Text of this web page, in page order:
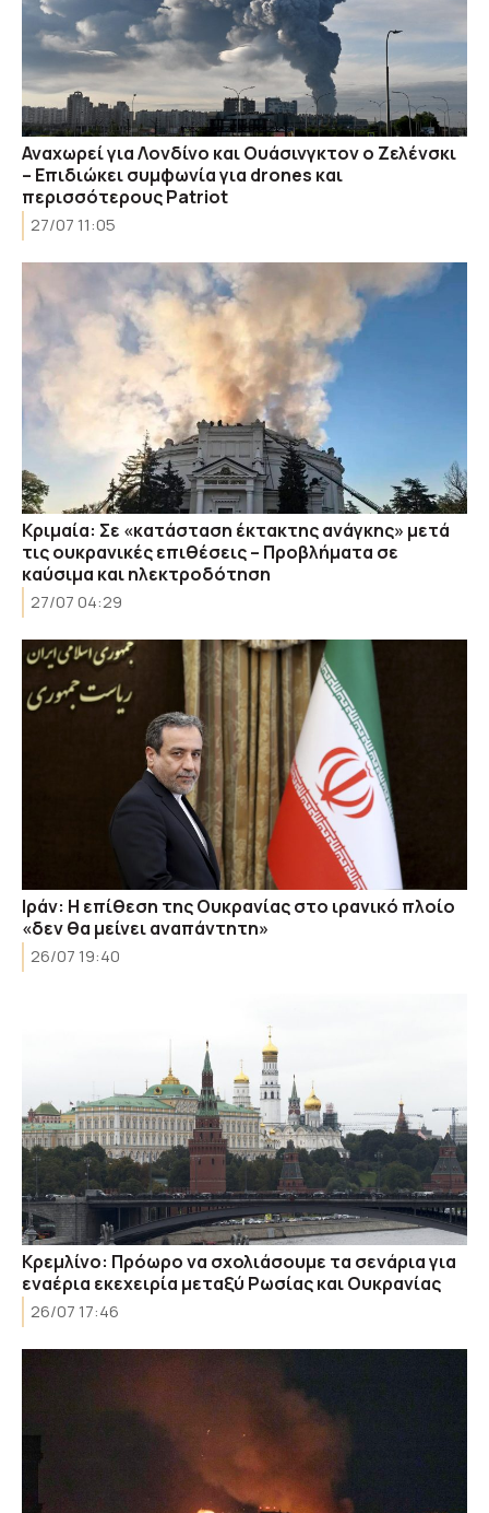
Αναχωρεί για Λονδίνο και Ουάσινγκτον ο Ζελένσκι
– Επιδιώκει συμφωνία για drones και
περισσότερους Patriot
27/07 11:05
Κριμαία: Σε «κατάσταση έκτακτης ανάγκης» μετά
τις ουκρανικές επιθέσεις – Προβλήματα σε
καύσιμα και ηλεκτροδότηση
27/07 04:29
Ιράν: Η επίθεση της Ουκρανίας στο ιρανικό πλοίο
«δεν θα μείνει αναπάντητη»
26/07 19:40
Κρεμλίνο: Πρόωρο να σχολιάσουμε τα σενάρια για
εναέρια εκεχειρία μεταξύ Ρωσίας και Ουκρανίας
26/07 17:46